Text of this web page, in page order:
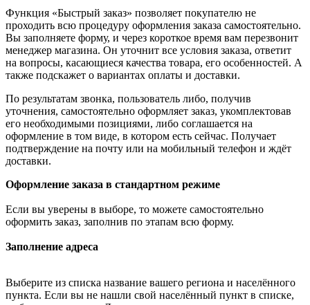
Функция «Быстрый заказ» позволяет покупателю не
проходить всю процедуру оформления заказа самостоятельно.
Вы заполняете форму, и через короткое время вам перезвонит
менеджер магазина. Он уточнит все условия заказа, ответит
на вопросы, касающиеся качества товара, его особенностей. А
также подскажет о вариантах оплаты и доставки.
По результатам звонка, пользователь либо, получив
уточнения, самостоятельно оформляет заказ, укомплектовав
его необходимыми позициями, либо соглашается на
оформление в том виде, в котором есть сейчас. Получает
подтверждение на почту или на мобильный телефон и ждёт
доставки.
Оформление заказа в стандартном режиме
Если вы уверены в выборе, то можете самостоятельно
оформить заказ, заполнив по этапам всю форму.
Заполнение адреса
Выберите из списка название вашего региона и населённого
пункта. Если вы не нашли свой населённый пункт в списке,